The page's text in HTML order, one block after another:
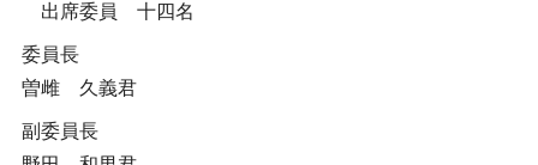
出席委員 十四名
委員長
曽雌 久義君
副委員長